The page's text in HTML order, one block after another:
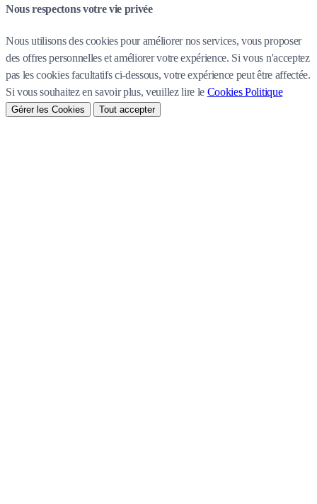
Nous respectons votre vie privée
Nous utilisons des cookies pour améliorer nos services, vous proposer
des offres personnelles et améliorer votre expérience. Si vous n'acceptez
pas les cookies facultatifs ci-dessous, votre expérience peut être affectée.
Si vous souhaitez en savoir plus, veuillez lire le Cookies Politique
Gérer les Cookies Tout accepter